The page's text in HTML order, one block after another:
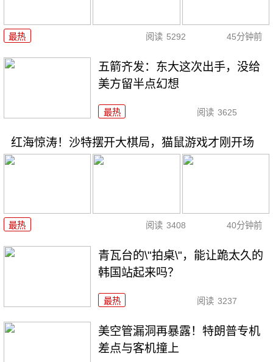
最热 阅读 5292 45分钟前
五箭齐发：东大这次出手，没给
美方留半点幻想
最热 阅读 3625
红海惊涛！沙特摆开大棋局，猫鼠游戏才刚开场
最热 阅读 3408 40分钟前
青瓦台的\"拍桌\"，能让跪太久的
韩国站起来吗？
最热 阅读 3237
美空管漏洞再暴露！特朗普专机
差点与客机撞上